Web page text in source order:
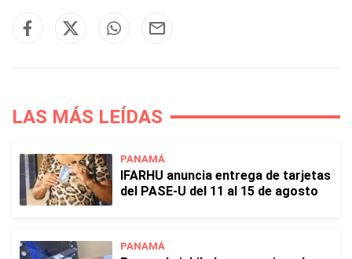
LAS MÁS LEÍDAS
PANAMÁ
IFARHU anuncia entrega de tarjetas
del PASE-U del 11 al 15 de agosto
PANAMÁ